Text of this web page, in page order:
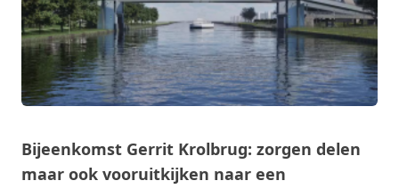
Bijeenkomst Gerrit Krolbrug: zorgen delen
maar ook vooruitkijken naar een